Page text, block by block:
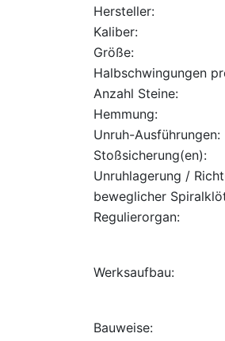
Hersteller:
Kaliber:
Größe:
Halbschwingungen
Anzahl Steine:
Hemmung:
Unruh-Ausführungen:
Stoßsicherung(en):
Unruhlagerung /
beweglicher
Regulierorgan:
Werksaufbau:
Bauweise: